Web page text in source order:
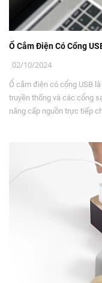
Ổ Cắm Điện Có Cổng
02/10/2024
Ổ cắm điện có cổng USB
truyền thống và các cổng
năng cấp nguồn trực tiếp